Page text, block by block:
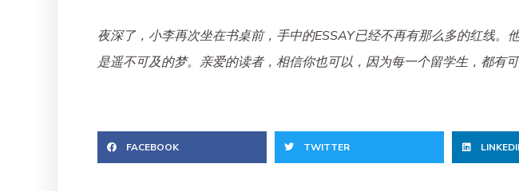
夜深了，小李再次坐在书桌前，手中的ESSAY已经不再有那么多的红线
是遥不可及的梦。亲爱的读者，相信你也可以，因为每一个留学生，都有
FACEBOOK TWITTER